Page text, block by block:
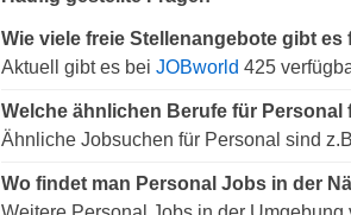
Wie viele freie Stellenangebote gibt
Aktuell gibt es bei JOBworld 425
Welche ähnlichen Berufe für
Ähnliche Jobsuchen für Personal sind
Wo findet man Personal Jobs in der